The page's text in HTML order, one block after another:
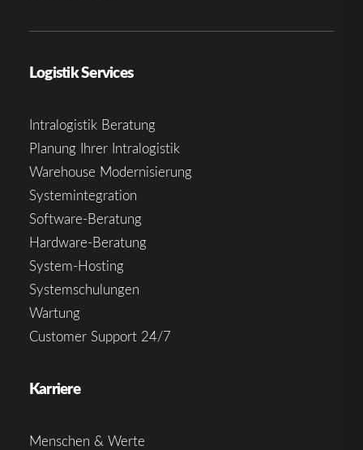
Logistik Services
Intralogistik Beratung
Planung Ihrer Intralogistik
Warehouse Modernisierung
Systemintegration
Software-Beratung
Hardware-Beratung
System-Hosting
Systemschulungen
Wartung
Customer Support 24/7
Karriere
Menschen & Werte